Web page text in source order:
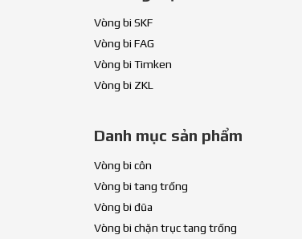
Vòng bi SKF
Vòng bi FAG
Vòng bi Timken
Vòng bi ZKL
Danh mục sản phẩm
Vòng bi côn
Vòng bi tang trống
Vòng bi đũa
Vòng bi chặn trục tang trống